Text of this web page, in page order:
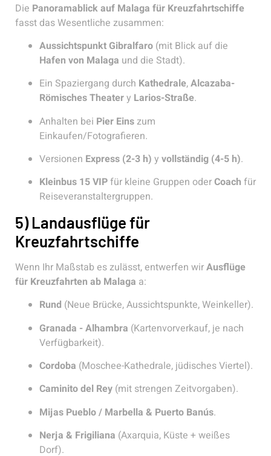
Die Panoramablick auf Malaga für Kreuzfahrtschiffe
fasst das Wesentliche zusammen:
Aussichtspunkt Gibralfaro (mit Blick auf die
Hafen von Malaga und die Stadt).
Ein Spaziergang durch Kathedrale,Alcazaba-
Römisches Theatery Larios-Straße.
Anhalten bei Pier Einszum
Einkaufen/Fotografieren.
Versionen Express (2-3 h) y vollständig (4-5 h).
Kleinbus 15 VIPfür kleine Gruppen oderCoach für
Reiseveranstaltergruppen.
5) Landausflüge für
Kreuzfahrtschiffe
Wenn Ihr Maßstab es zulässt, entwerfen wirAusflüge
für Kreuzfahrten ab Malaga a:
Rund (Neue Brücke, Aussichtspunkte, Weinkeller).
Granada - Alhambra (Kartenvorverkauf, je nach
Verfügbarkeit).
Cordoba (Moschee-Kathedrale, jüdisches Viertel).
Caminito del Rey (mit strengen Zeitvorgaben).
Mijas Pueblo / Marbella & Puerto Banús.
Nerja & Frigiliana (Axarquia, Küste + weißes
Dorf).